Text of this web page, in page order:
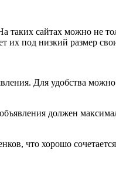
сайтах можно не
их под низкий размер
Для удобства
должен
что хорошо